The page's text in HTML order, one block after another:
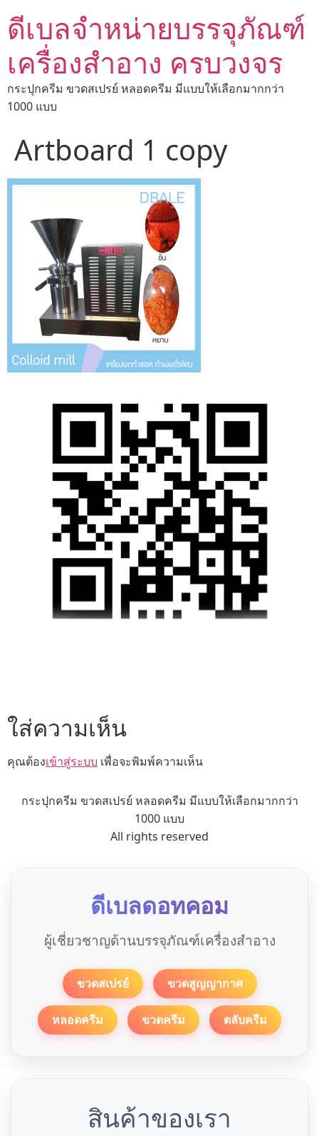
ดีเบลจำหน่ายบรรจุภัณฑ์
เครื่องสำอาง ครบวงจร
กระปุกครีม ขวดสเปรย์ หลอดครีม มีแบบให้เลือกมากกว่า
1000 แบบ
Artboard 1 copy
ใส่ความเห็น
คุณต้องเข้าสู่ระบบ เพื่อจะพิมพ์ความเห็น
กระปุกครีม ขวดสเปรย์ หลอดครีม มีแบบให้เลือกมากกว่า
1000 แบบ
All rights reserved
ดีเบลดอทคอม
ผู้เชี่ยวชาญด้านบรรจุภัณฑ์เครื่องสำอาง
ขวดสเปรย์ ขวดสูญญากาศ
หลอดครีม ขวดครีม ตลับครีม
สินค้าของเรา